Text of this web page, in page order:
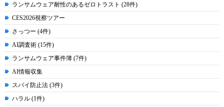
ランサムウェア耐性のあるゼロトラスト (28件)
CES2026視察ツアー
さっつー (4件)
AI調査術 (15件)
ランサムウェア事件簿 (7件)
AI情報収集
スパイ防止法 (3件)
ハラル (1件)